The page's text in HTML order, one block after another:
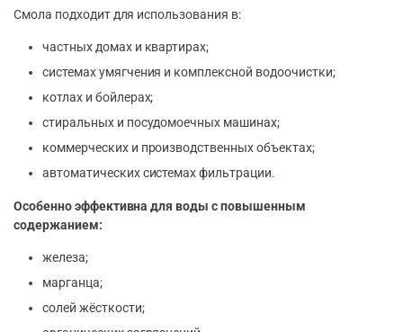
Смола подходит для использования в:
частных домах и квартирах;
системах умягчения и комплексной водоочистки;
котлах и бойлерах;
стиральных и посудомоечных машинах;
коммерческих и производственных объектах;
автоматических системах фильтрации.
Особенно эффективна для воды с повышенным
содержанием:
железа;
марганца;
солей жёсткости;